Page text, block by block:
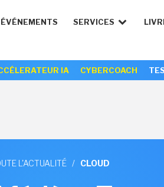
ÉVÉNEMENTS SERVICES
IA CYBERCOACH
L'ACTUALITÉ / CLOUD